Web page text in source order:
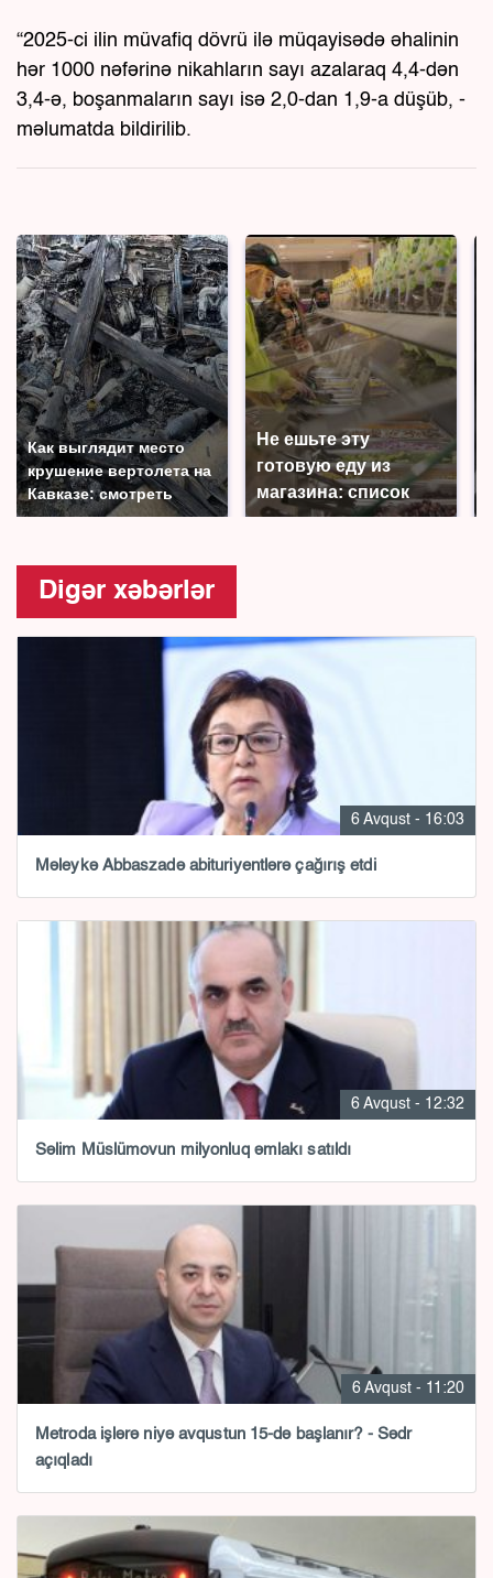
“2025-ci ilin müvafiq dövrü ilə müqayisədə əhalinin
hər 1000 nəfərinə nikahların sayı azalaraq 4,4-dən
3,4-ə, boşanmaların sayı isə 2,0-dan 1,9-a düşüb, -
məlumatda bildirilib.
Как выглядит место
крушение вертолета на
Кавказе: смотреть
Не ешьте эту
готовую еду из
магазина: список
Digər xəbərlər
6 Avqust - 16:03
Məleykə Abbaszadə abituriyentlərə çağırış etdi
6 Avqust - 12:32
Səlim Müslümovun milyonluq əmlakı satıldı
6 Avqust - 11:20
Metroda işlərə niyə avqustun 15-də başlanır? - Sədr
açıqladı